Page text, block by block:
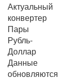
Актуальный
конвертер
Пары
Рубль-
Доллар
Данные
обновляются